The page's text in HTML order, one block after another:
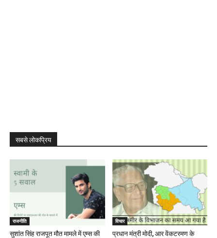
सबसे लोकप्रिय
राजनीति
सुशांत सिंह राजपूत मौत मामले में एम्स की
विचार
प्रधान मंत्री मोदी, आर वेंकटरमण के